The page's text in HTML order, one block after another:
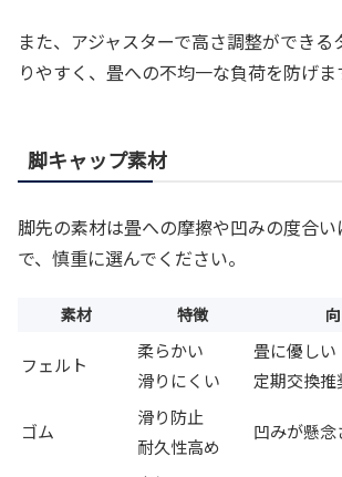
また、アジャスターで高さ調整ができ
りやすく、畳への不均一な負荷を防げま
脚キャップ素材
脚先の素材は畳への摩擦や凹みの度合
で、慎重に選んでください。
素材 特徴
フェルト
柔らかい
滑りにくい
畳に優しい
定期交換推
ゴム
滑り防止
耐久性高め
凹みが懸念